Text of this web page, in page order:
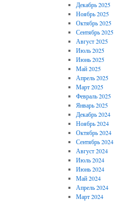
Декабрь 2025
Ноябрь 2025
Октябрь 2025
Сентябрь 2025
Август 2025
Июль 2025
Июнь 2025
Май 2025
Апрель 2025
Март 2025
Февраль 2025
Январь 2025
Декабрь 2024
Ноябрь 2024
Октябрь 2024
Сентябрь 2024
Август 2024
Июль 2024
Июнь 2024
Май 2024
Апрель 2024
Март 2024